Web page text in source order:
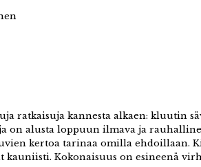
ratkaisuja kannesta alkaen: kluutin
on alusta loppuun ilmava ja
kertoa tarinaa omilla ehdoillaan.
kauniisti. Kokonaisuus on esineenä